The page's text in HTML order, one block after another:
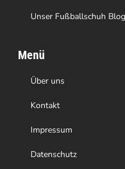
Unser Fußballschuh Blog
Menü
Über uns
Kontakt
Impressum
Datenschutz